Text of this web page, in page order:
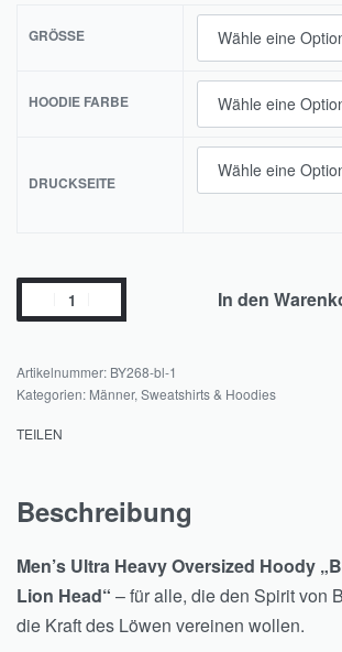
GRÖSSE
HOODIE FARBE
DRUCKSEITE
In den
BY268-bl-1
Kategorien: Männer, Sweatshirts & Hoodies
TEILEN
Beschreibung
Men’s Ultra Heavy Oversized Hoody
Lion Head“ – für alle, die den Spirit von
die Kraft des Löwen vereinen wollen.